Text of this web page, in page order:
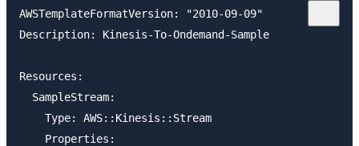
AWSTemplateFormatVersion: "2010-09-09"
Description: Kinesis-To-Ondemand-Sample
Resources:
  SampleStream:
    Type: AWS::Kinesis::Stream
    Properties: